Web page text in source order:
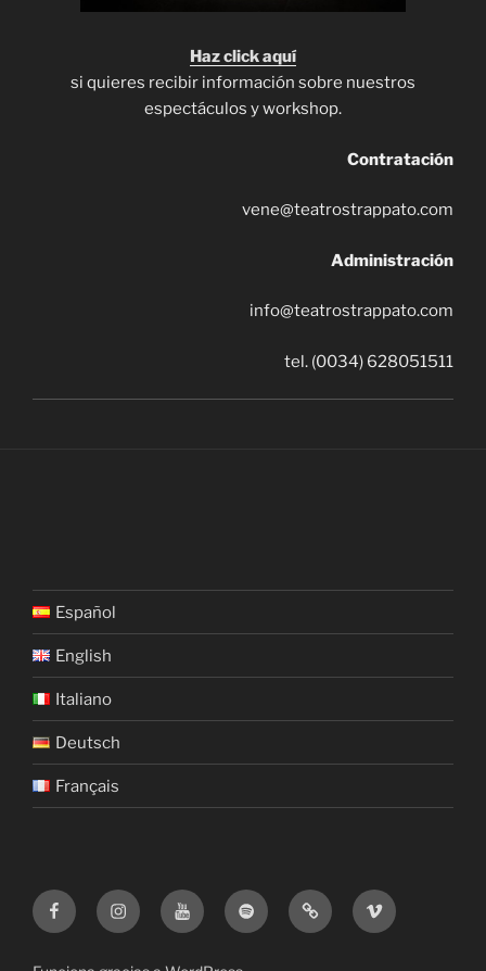
Haz click aquí
si quieres recibir información sobre nuestros
espectáculos y workshop.
Contratación
vene@teatrostrappato.com
Administración
info@teatrostrappato.com
tel. (0034) 628051511
Español
English
Italiano
Deutsch
Français
FacebookIstagramYouTubeSpotify iTunes Vimeo